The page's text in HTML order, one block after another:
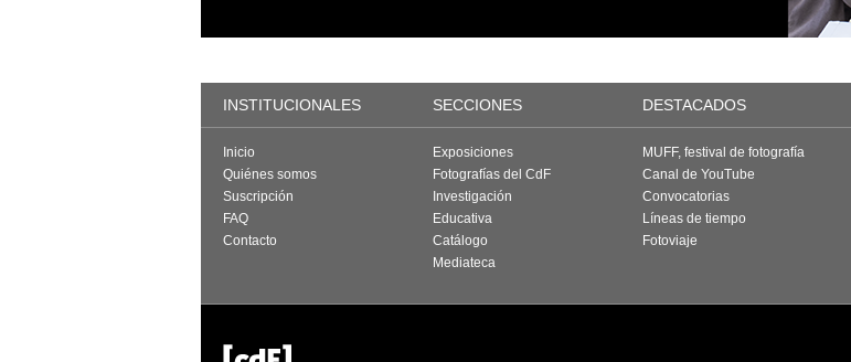
INSTITUCIONALES SECCIONES DESTACADOS
Inicio
Quiénes somos
Suscripción
FAQ
Contacto
Exposiciones
Fotografías del CdF
Investigación
Educativa
Catálogo
Mediateca
MUFF, festival de fotografía
Canal de YouTube
Convocatorias
Líneas de tiempo
Fotoviaje